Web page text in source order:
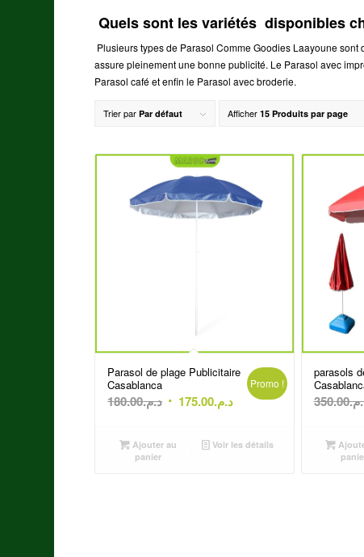
Quels sont les variétés disponibles
Plusieurs types de Parasol Comme Goodies Laayoune
assure pleinement une bonne publicité. Le Parasol avec
Parasol café et enfin le Parasol avec broderie.
Trier parPar défaut Afficher15 Produits par page
Parasol de plage Publicitaire
Casablanca
د.م.180.00
Le
initial
د.م.175.00
Le
actuel
Promo !
Ajouter au
panier
Voir les détails
parasols
350.00